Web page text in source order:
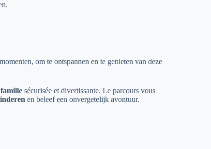
om te ontspannen en te genieten van deze
sécurisée et divertissante. Le parcours vous
en beleef een onvergetelijk avontuur.